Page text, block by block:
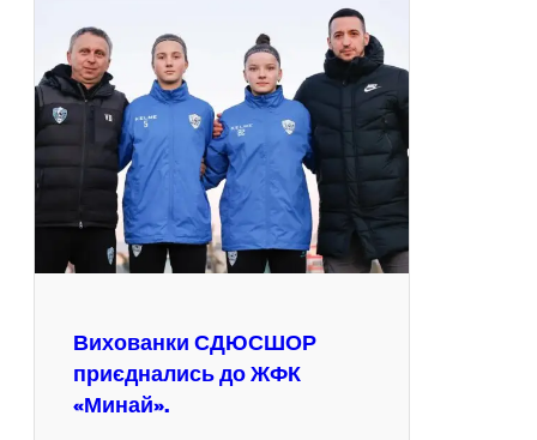
Вихованки СДЮСШОР
приєднались до ЖФК
«Минай».